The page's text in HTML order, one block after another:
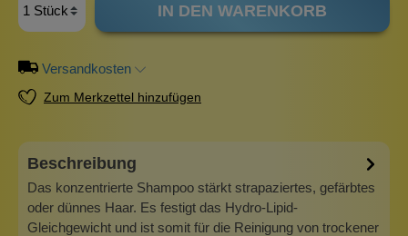
IN DEN WARENKORB
Versandkosten
Zum Merkzettel hinzufügen
Beschreibung
Das konzentrierte Shampoo stärkt strapaziertes, gefärbtes
oder dünnes Haar. Es festigt das Hydro-Lipid-
Gleichgewicht und ist somit für die Reinigung von trockener